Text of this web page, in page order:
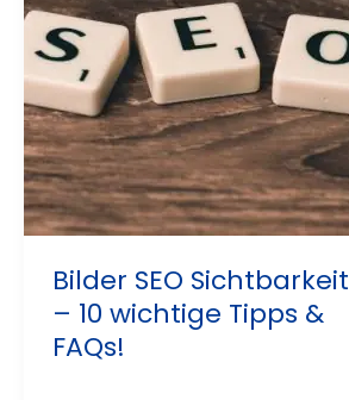
Bilder SEO Sichtbarkeit
– 10 wichtige Tipps &
FAQs!